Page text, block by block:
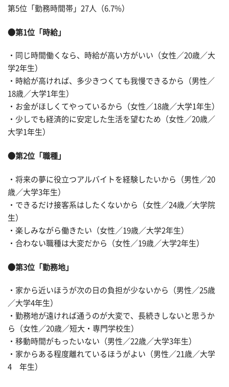
第5位「勤務時間帯」27人（6.7%）
●第1位「時給」
・同じ時間働くなら、時給が高い方がいい（女性／20歳／大
学2年生）
・時給が高ければ、多少きつくても我慢できるから（男性／
18歳／大学1年生）
・お金がほしくてやっているから（女性／18歳／大学1年生）
・少しでも経済的に安定した生活を望むため（女性／20歳／
大学1年生）
●第2位「職種」
・将来の夢に役立つアルバイトを経験したいから（男性／20
歳／大学3年生）
・できるだけ接客系はしたくないから（女性／24歳／大学院
生）
・楽しみながら働きたい（女性／19歳／大学2年生）
・合わない職種は大変だから（女性／19歳／大学2年生）
●第3位「勤務地」
・家から近いほうが次の日の負担が少ないから（男性／25歳
／大学4年生）
・勤務地が遠ければ通うのが大変で、長続きしないと思うか
ら（女性／20歳／短大・専門学校生）
・移動時間がもったいない（男性／22歳／大学3年生）
・家からある程度離れているほうがよい（男性／21歳／大学
4 年生）